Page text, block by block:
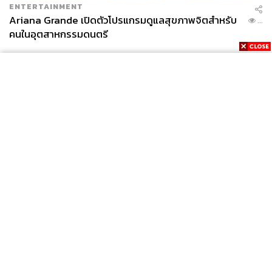
ENTERTAINMENT
Ariana Grande เปิดตัวโปรแกรมดูแลสุขภาพจิตสำหรับ
คนในอุตสาหกรรมดนตรี
...